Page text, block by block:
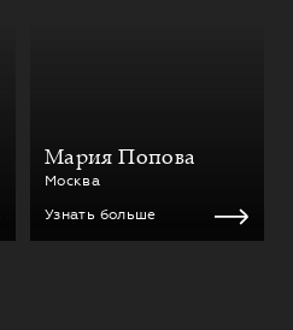
Мария Попова
Москва
Узнать больше